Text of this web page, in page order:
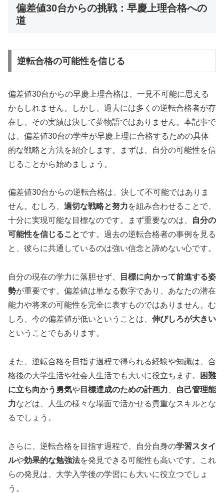
偏差値30台からの挑戦：早慶上理合格への
道
逆転合格の可能性を信じる
偏差値30台からの早慶上理合格は、一見不可能に思える
かもしれません。しかし、過去には多くの逆転合格者が存
在し、その実績は決して夢物語ではありません。本記事で
は、偏差値30台の学生が早慶上理に合格するための具体
的な戦略と方法を紹介します。まずは、自分の可能性を信
じることから始めましょう。
偏差値30台からの逆転合格は、決して不可能ではありま
せん。むしろ、 適切な戦略と努力を組み合わせることで、
十分に実現可能な目標なのです。まず重要なのは、
自分の
可能性を信じることです。過去の逆転合格者の事例を見る
と、彼らに共通しているのは強い信念と諦めない心です。
自分の現在の学力に落胆せず、
目標に向かって前進する姿
勢が重要です。偏差値は単なる数字であり、あなたの潜在
能力や将来の可能性を完全に表すものではありません。む
しろ、今の偏差値が低いということは、 伸びしろが大きい
ということでもあります。
また、逆転合格を目指す過程で得られる経験や知識は、合
格後の大学生活や社会人生活でも大いに役立ちます。
困難
に立ち向かう勇気や 目標達成のための計画力
自己管理能
力などは、人生の様々な場面で活かせる貴重なスキルとな
るでしょう。
さらに、逆転合格を目指す過程で、自分自身の学習スタイ
ルや効果的な勉強法を発見できる可能性も高いです。これ
らの発見は、大学入学後の学習にも大いに役立つでしょ
う。